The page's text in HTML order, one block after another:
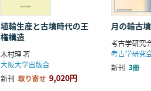
埴輪生産と古墳時代の王
権構造
木村理 著
大阪大学出版会
新刊 取り寄せ 9,020円
月の輪古
考古学研究
考古学研究
新刊 3冊